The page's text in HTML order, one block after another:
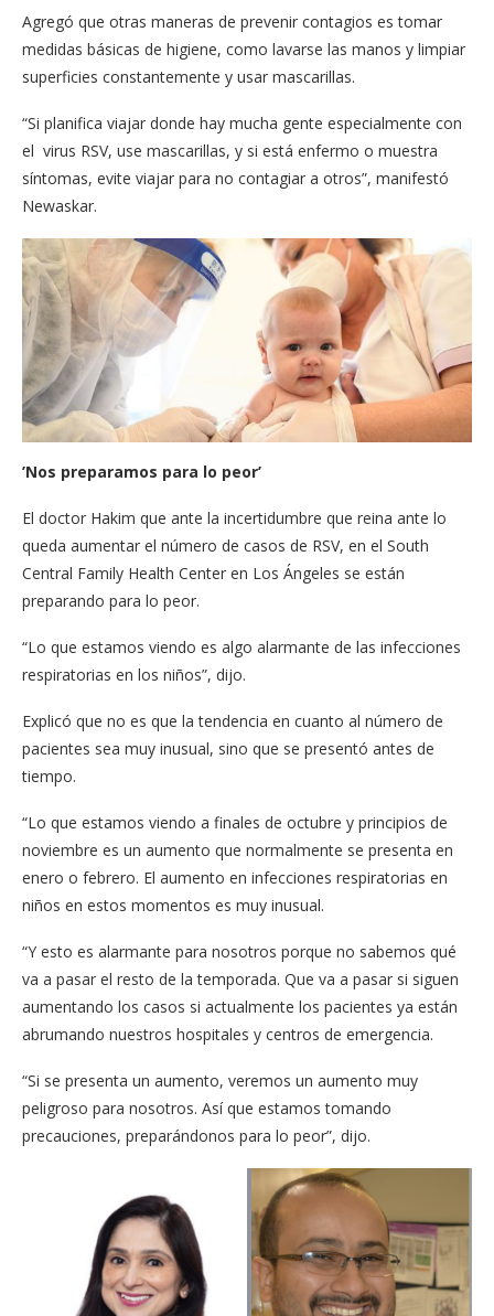
Agregó que otras maneras de prevenir contagios es tomar
medidas básicas de higiene, como lavarse las manos y limpiar
superficies constantemente y usar mascarillas.
“Si planifica viajar donde hay mucha gente especialmente con
el virus RSV, use mascarillas, y si está enfermo o muestra
síntomas, evite viajar para no contagiar a otros”, manifestó
Newaskar.
’Nos preparamos para lo peor’
El doctor Hakim que ante la incertidumbre que reina ante lo
queda aumentar el número de casos de RSV, en el South
Central Family Health Center en Los Ángeles se están
preparando para lo peor.
“Lo que estamos viendo es algo alarmante de las infecciones
respiratorias en los niños”, dijo.
Explicó que no es que la tendencia en cuanto al número de
pacientes sea muy inusual, sino que se presentó antes de
tiempo.
“Lo que estamos viendo a finales de octubre y principios de
noviembre es un aumento que normalmente se presenta en
enero o febrero. El aumento en infecciones respiratorias en
niños en estos momentos es muy inusual.
“Y esto es alarmante para nosotros porque no sabemos qué
va a pasar el resto de la temporada. Que va a pasar si siguen
aumentando los casos si actualmente los pacientes ya están
abrumando nuestros hospitales y centros de emergencia.
“Si se presenta un aumento, veremos un aumento muy
peligroso para nosotros. Así que estamos tomando
precauciones, preparándonos para lo peor”, dijo.